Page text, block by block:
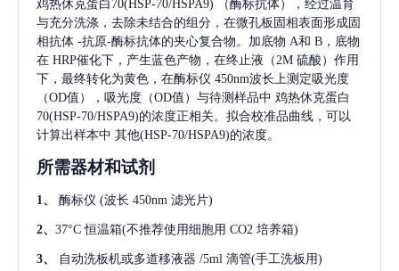
鸡热休克蛋白70(HSP-70/HSPA9)
（酶标抗体），经过温育
与充分洗涤，去除未结合的组分，在微孔板固相表面形成固
相抗体 -抗原-酶标抗体的夹心复合物。加底物 A和 B，底物
在 HRP催化下，产生蓝色产物，在终止液（2M 硫酸）作用
下，最终转化为黄色，在酶标仪 450nm波长上测定吸光度
（OD值），吸光度（OD值）与待测样品中 鸡热休克蛋白
70(HSP-70/HSPA9)的浓度正相关。拟合校准品曲线，可以
计算出样本中 其他(HSP-70/HSPA9)的浓度。
所需器材和试剂
1、 酶标仪 (波长 450nm 滤光片)
2、 37°C 恒温箱(不推荐使用细胞用 CO2 培养箱)
3、 自动洗板机或多道移液器 /5ml 滴管(手工洗板用)